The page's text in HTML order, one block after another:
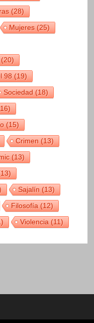
(28)
Mujeres(25)
98(19)
Sociedad(18)
(15)
Crimen(13)
(13)
Sajalín(13)
Filosofía(12)
Violencia(11)